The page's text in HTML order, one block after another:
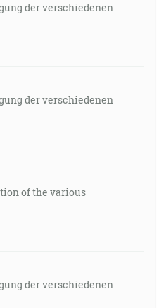
der verschiedenen
der verschiedenen
of the various
der verschiedenen